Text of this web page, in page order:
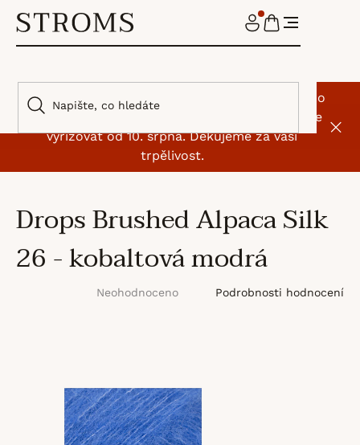
obsah
🌿 I my jsme si na chvíli odskočili od klubíček. Do
9. srpna máme dovolenou, objednávky začneme
vyřizovat od 10. srpna. Děkujeme za vaši
trpělivost.
NÁKUPNÍ
KOŠÍK
Drops Brushed Alpaca Silk
26 - kobaltová modrá
hvězdiček.
Neohodnoceno Podrobnosti hodnocení